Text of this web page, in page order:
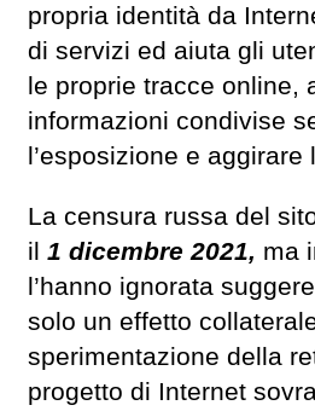
propria identità da
di servizi ed aiuta gli
le proprie tracce online,
informazioni condivise
l’esposizione e aggirare
La censura russa del
il 1 dicembre 2021, ma
l’hanno ignorata
solo un effetto
sperimentazione della
progetto di Internet